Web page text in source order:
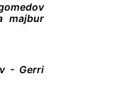
majbur
- Gerri